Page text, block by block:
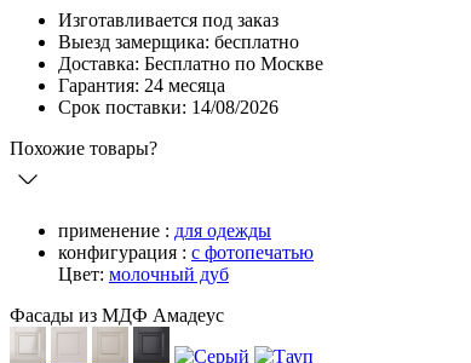
Изготавливается под заказ
Выезд замерщика: бесплатно
Доставка: Бесплатно по Москве
Гарантия: 24 месяца
Срок поставки: 14/08/2026
Похожие товары?
применение : для одежды
конфигурация : с фотопечатью
Цвет: молочный дуб
Фасады из МДФ Амадеус